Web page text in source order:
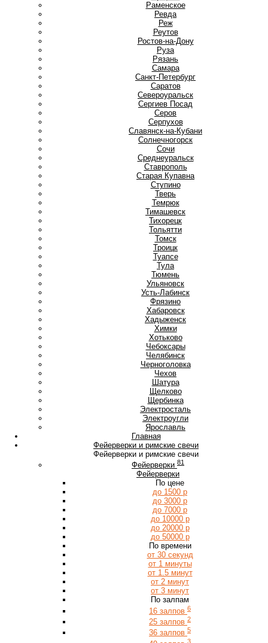
Раменское
Ревда
Реж
Реутов
Ростов-на-Дону
Руза
Рязань
Самара
Санкт-Петербург
Саратов
Североуральск
Сергиев Посад
Серов
Серпухов
Славянск-на-Кубани
Солнечногорск
Сочи
Среднеуральск
Ставрополь
Старая Купавна
Ступино
Тверь
Темрюк
Тимашевск
Тихорецк
Тольятти
Томск
Троицк
Туапсе
Тула
Тюмень
Ульяновск
Усть-Лабинск
Фрязино
Хабаровск
Хадыженск
Химки
Хотьково
Чебоксары
Челябинск
Черноголовка
Чехов
Шатура
Щелково
Щербинка
Электросталь
Электроугли
Ярославль
Главная
Фейерверки и римские свечи
Фейерверки и римские свечи
Фейерверки 81
Фейерверки
По цене
до 1500 р
до 3000 р
до 7000 р
до 10000 р
до 20000 р
до 50000 р
По времени
от 30 секунд
от 1 минуты
от 1.5 минут
от 2 минут
от 3 минут
По залпам
16 залпов 6
25 залпов 2
36 залпов 5
3